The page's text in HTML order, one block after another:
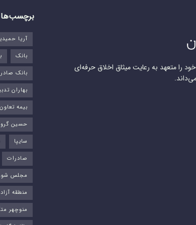
را متعهد به رعایت میثاق اخلاق حرفه‌ای
برچسب‌ها
آریا
بانک
بانک
بهاران
بیمه تعاون
حسین
سایپا
صادرات
مجلس
منطقه
منوچهر